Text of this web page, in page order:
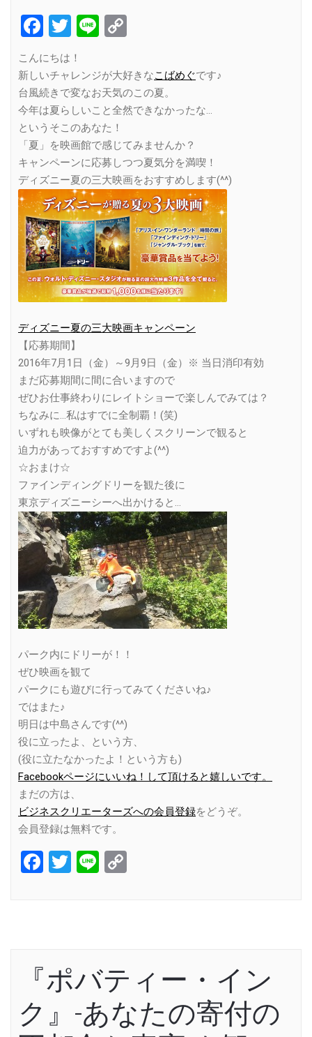
Facebook
Twitter
Line
こんにちは！
新しいチャレンジが大好きなこばめぐです♪
台風続きで変なお天気のこの夏。
今年は夏らしいこと全然できなかったな…
というそこのあなた！
「夏」を映画館で感じてみませんか？
キャンペーンに応募しつつ夏気分を満喫！
ディズニー夏の三大映画をおすすめします(^^)
ディズニー夏の三大映画キャンペーン
【応募期間】
2016年7月1日（金）～9月9日（金）※ 当日消印有効
まだ応募期間に間に合いますので
ぜひお仕事終わりにレイトショーで楽しんでみては？
ちなみに…私はすでに全制覇！(笑)
いずれも映像がとても美しくスクリーンで観ると
迫力があっておすすめですよ(^^)
☆おまけ☆
ファインディングドリーを観た後に
東京ディズニーシーへ出かけると…
パーク内にドリーが！！
ぜひ映画を観て
パークにも遊びに行ってみてくださいね♪
ではまた♪
明日は中島さんです(^^)
役に立ったよ、という方、
(役に立たなかったよ！という方も)
Facebookページにいいね！して頂けると嬉しいです。
まだの方は、
ビジネスクリエーターズへの会員登録をどうぞ。
会員登録は無料です。
Facebook
Twitter
Line
『ポバティー・イン
ク』-あなたの寄付の